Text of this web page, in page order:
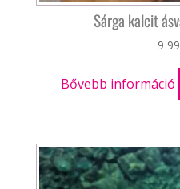
Sárga kalcit
9
Bővebb információ